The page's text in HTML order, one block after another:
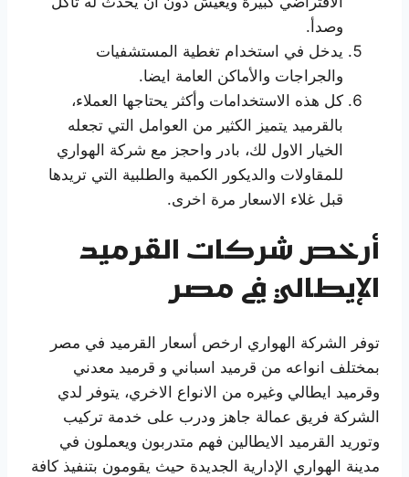
وصدأ.
يدخل في استخدام تغطية المستشفيات
والجراجات والأماكن العامة ايضا.
كل هذه الاستخدامات وأكثر يحتاجها العملاء،
بالقرميد يتميز الكثير من العوامل التي تجعله
الخيار الاول لك، بادر واحجز مع شركة الهواري
للمقاولات والديكور الكمية والطلبية التي تريدها
قبل غلاء الاسعار مرة اخرى.
أرخص شركات القرميد
الإيطالي في مصر
توفر الشركة الهواري ارخص أسعار القرميد في مصر
بمختلف انواعه من قرميد اسباني و قرميد معدني
وقرميد ايطالي وغيره من الانواع الاخري، يتوفر لدي
الشركة فريق عمالة جاهز ودرب على خدمة تركيب
وتوريد القرميد الايطالين فهم متدربون ويعملون في
مدينة الهواري الإدارية الجديدة حيث يقومون بتنفيذ كافة